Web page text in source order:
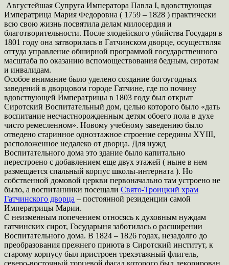
Августейшая Супруга Императора Павла I, вдовствующая
Императрица Мария Федоровна ( 1759 – 1828 ) практически
всю свою жизнь посвятила делам милосердия и
благотворительности. После злодейского убийства Государя в
1801 году она затворилась в Гатчинском дворце, осуществляя
оттуда управление обширной программой государственного
масштаба по оказанию вспомоществования бедным, сиротам
и инвалидам.
Особое внимание было уделено создание богоугодных
заведений в дворцовом городе Гатчине, где по почину
вдовствующей Императрицы в 1803 году был открыт
Сиротский Воспитательный дом, целью которого было «дать
воспитание несчастнорожденным детям обоего пола в духе
чисто ремесленном». Новому учебному заведению было
отведено старинное одноэтажное строение середины XYIII,
расположенное недалеко от дворца. Для нужд
Воспитательного дома это здание было капитально
перестроено с добавлением еще двух этажей ( ныне в нем
размещается спальный корпус школы-интерната ). Но
собственной домовой церкви первоначально там устроено не
было, а воспитанники посещали Свято-Троицкий храм
Гатчинского дворца – постоянной резиденции самой
Императрицы Марии.
С неизменным попечением относясь к духовным нуждам
гатчинских сирот, Государыня заботилась о расширении
Воспитательного дома. В 1824 – 1826 годах, незадолго до
преобразования прежнего приюта в Сиротский институт, к
старому корпусу был пристроен трехэтажный флигель,
северо-восточный торцевой фасад которого был декорирован